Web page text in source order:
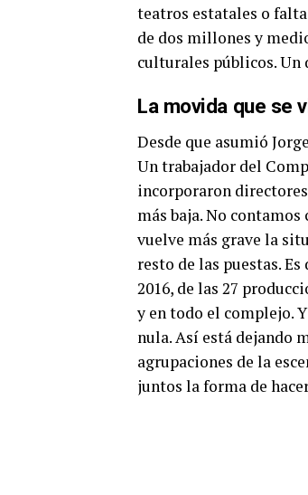
teatros estatales o falta
de dos millones y
culturales públicos. Un
La movida que se
Desde que asumió
Un trabajador del
incorporaron
más baja. No
vuelve más grave la
resto de las puestas.
2016, de las 27
y en todo el complejo.
nula. Así está dejando
agrupaciones de la
juntos la forma de